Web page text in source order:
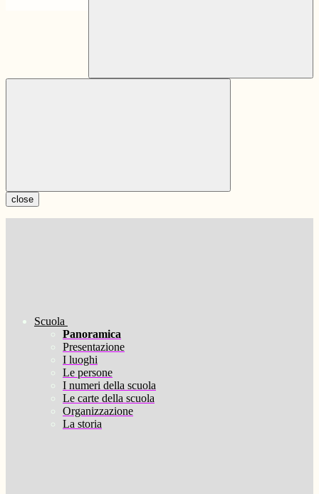
close
Scuola
Panoramica
Presentazione
I luoghi
Le persone
I numeri della scuola
Le carte della scuola
Organizzazione
La storia